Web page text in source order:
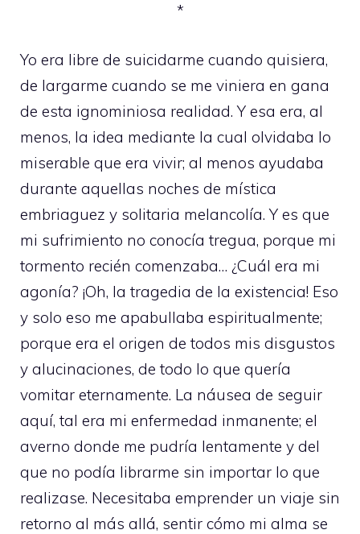
*
Yo era libre de suicidarme cuando quisiera,
de largarme cuando se me viniera en gana
de esta ignominiosa realidad. Y esa era, al
menos, la idea mediante la cual olvidaba lo
miserable que era vivir; al menos ayudaba
durante aquellas noches de mística
embriaguez y solitaria melancolía. Y es que
mi sufrimiento no conocía tregua, porque mi
tormento recién comenzaba… ¿Cuál era mi
agonía? ¡Oh, la tragedia de la existencia! Eso
y solo eso me apabullaba espiritualmente;
porque era el origen de todos mis disgustos
y alucinaciones, de todo lo que quería
vomitar eternamente. La náusea de seguir
aquí, tal era mi enfermedad inmanente; el
averno donde me pudría lentamente y del
que no podía librarme sin importar lo que
realizase. Necesitaba emprender un viaje sin
retorno al más allá, sentir cómo mi alma se